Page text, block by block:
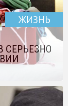
ЖИЗНЬ
СЕРЬЕЗНО